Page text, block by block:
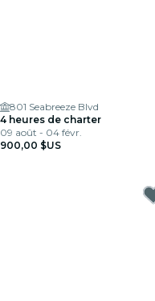
801 Seabreeze Blvd
4 heures de charter
09 août - 04 févr.
900,00 $US